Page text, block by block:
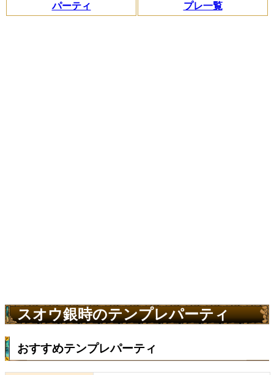
パーティ
プレ一覧
スオウ銀時のテンプレパーティ
おすすめテンプレパーティ